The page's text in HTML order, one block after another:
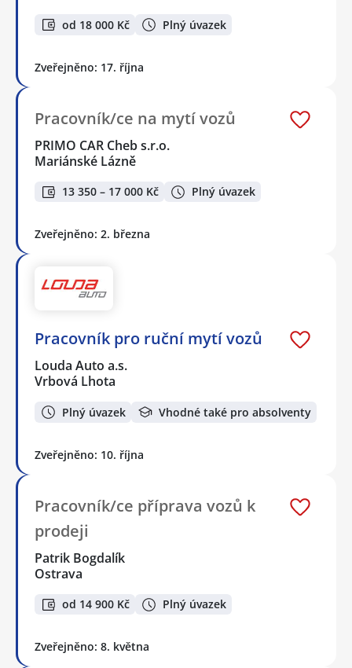
od 18 000 Kč Plný úvazek
Zveřejněno: 17. října
Pracovník/ce na mytí vozů
PRIMO CAR Cheb s.r.o.
Mariánské Lázně
13 350 – 17 000 Kč Plný úvazek
Zveřejněno: 2. března
Pracovník pro ruční mytí vozů
Louda Auto a.s.
Vrbová Lhota
Plný úvazek Vhodné také pro absolventy
Zveřejněno: 10. října
Pracovník/ce příprava vozů k
prodeji
Patrik Bogdalík
Ostrava
od 14 900 Kč Plný úvazek
Zveřejněno: 8. května